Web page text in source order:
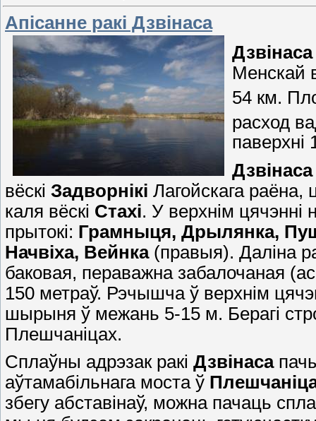
Апісанне ракі Дзвінаса
Дзвінаса
Менскай
54 км.
расход
Дзвінаса
вёскі Задворнікі Лагойскага
каля вёскі Стахі. У верхнім
прытокі: Грамныця, Дрылянка,
Начвіха, Вейнка (правыя). Даліна
баковая, пераважна забалочаная
150 метраў. Рэчышча ў верхнім
шырыня ў межань 5-15 м. Берагі
Плешчаніцах.
Сплаўны адрэзак ракі Дзвінаса
аўтамабільнага моста ў
збегу абставінаў, можна пачаць